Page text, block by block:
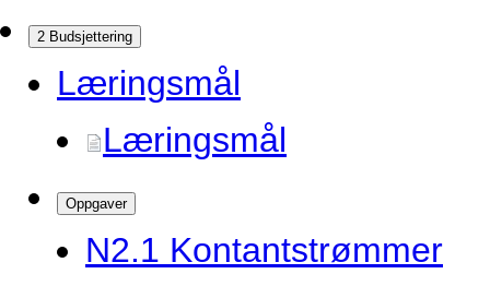
2 Budsjettering
Læringsmål
Læringsmål
Oppgaver
N2.1 Kontantstrømmer